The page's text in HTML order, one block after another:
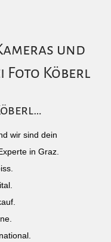
und
Foto Köberl
wir sind dein
in Graz.